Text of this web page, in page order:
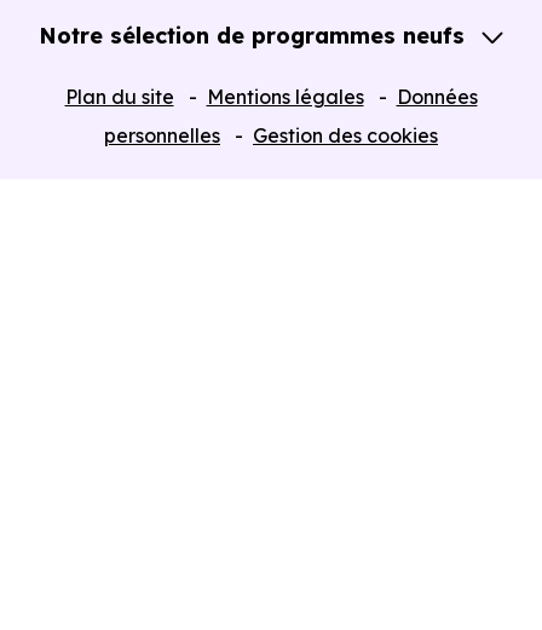
Notre sélection de programmes neufs
Plan du site Mentions légales
Données
personnelles
Gestion des cookies